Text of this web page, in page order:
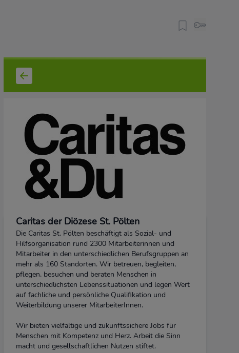
Caritas der Diözese St. Pölten
Die Caritas St. Pölten beschäftigt als Sozial- und
Hilfsorganisation rund 2300 Mitarbeiterinnen und
Mitarbeiter in den unterschiedlichen Berufsgruppen an
mehr als 160 Standorten. Wir betreuen, begleiten,
pflegen, besuchen und beraten Menschen in
unterschiedlichsten Lebenssituationen und legen Wert
auf fachliche und persönliche Qualifikation und
Weiterbildung unserer MitarbeiterInnen.
Wir bieten vielfältige und zukunftssichere Jobs für
Menschen mit Kompetenz und Herz. Arbeit die Sinn
macht und gesellschaftlichen Nutzen stiftet.